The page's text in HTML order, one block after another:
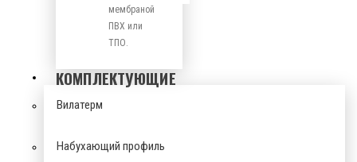
мембраной
ПВХ или
ТПО.
КОМПЛЕКТУЮЩИЕ
Вилатерм
Набухающий профиль